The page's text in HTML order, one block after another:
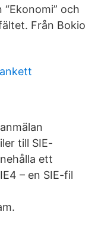
och
Från Bokio
till SIE-
ett
– en SIE-fil